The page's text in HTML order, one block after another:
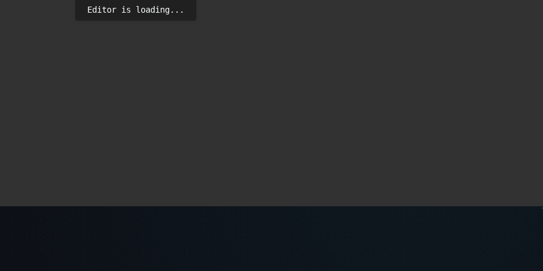
Editor is loading...